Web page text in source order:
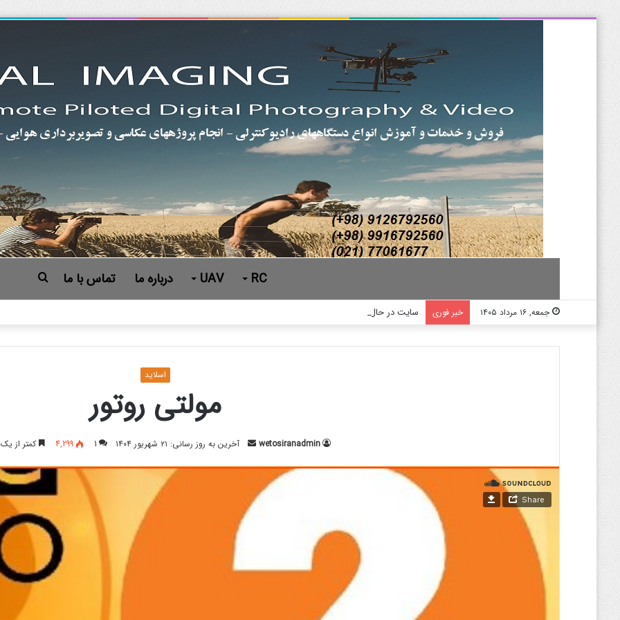
RC
UAV درباره ما تماس با ما جستجو
جمعه, ۱۶ مرداد ۱۴۰۵ خبر فوری سایت در حال به روز رسانی می‌باشد، برای استعلام موجودی کالا و قیمت لطفا تماس بگیرید
اسلاید
مولتی روتور
wetosiranadmin
ارسالآخرین به روز رسانی: ۲۱ شهریور ۱۴۰۴ 1
4,299 کمتر از